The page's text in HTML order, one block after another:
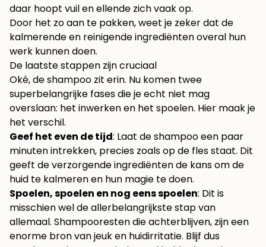
daar hoopt vuil en ellende zich vaak op.
Door het zo aan te pakken, weet je zeker dat de
kalmerende en reinigende ingrediënten overal hun
werk kunnen doen.
De laatste stappen zijn cruciaal
Oké, de shampoo zit erin. Nu komen twee
superbelangrijke fases die je echt niet mag
overslaan: het inwerken en het spoelen. Hier maak je
het verschil.
Geef het even de tijd: Laat de shampoo een paar
minuten intrekken, precies zoals op de fles staat. Dit
geeft de verzorgende ingrediënten de kans om de
huid te kalmeren en hun magie te doen.
Spoelen, spoelen en nog eens spoelen: Dit is
misschien wel de allerbelangrijkste stap van
allemaal. Shampooresten die achterblijven, zijn een
enorme bron van jeuk en huidirritatie. Blijf dus